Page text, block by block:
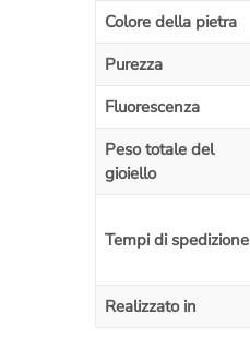
Colore della pietra
Purezza
Fluorescenza
Peso totale del
gioiello
Tempi di spedizione
Realizzato in